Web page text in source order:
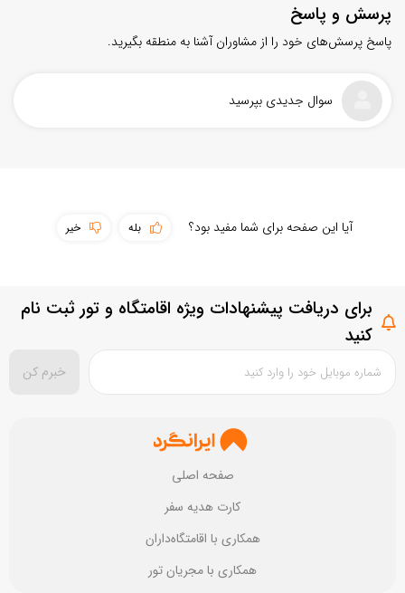
پوشش اینترنت
سطح امکانات
تمیزی مقصد
پرسش و پاسخ
پاسخ پرسش‌های خود را از مشاوران آشنا به منطقه بگیرید.
سوال جدیدی بپرسید
بستن ثبت سوال
آیا این صفحه برای شما مفید بود؟ بله خیر
برای دریافت پیشنهادات ویژه اقامتگاه و تور ثبت نام
کنید
خبرم کن
همکاری با مجریان تور
همکاری با اقامتگاه‌داران
کارت هدیه سفر
صفحه اصلی